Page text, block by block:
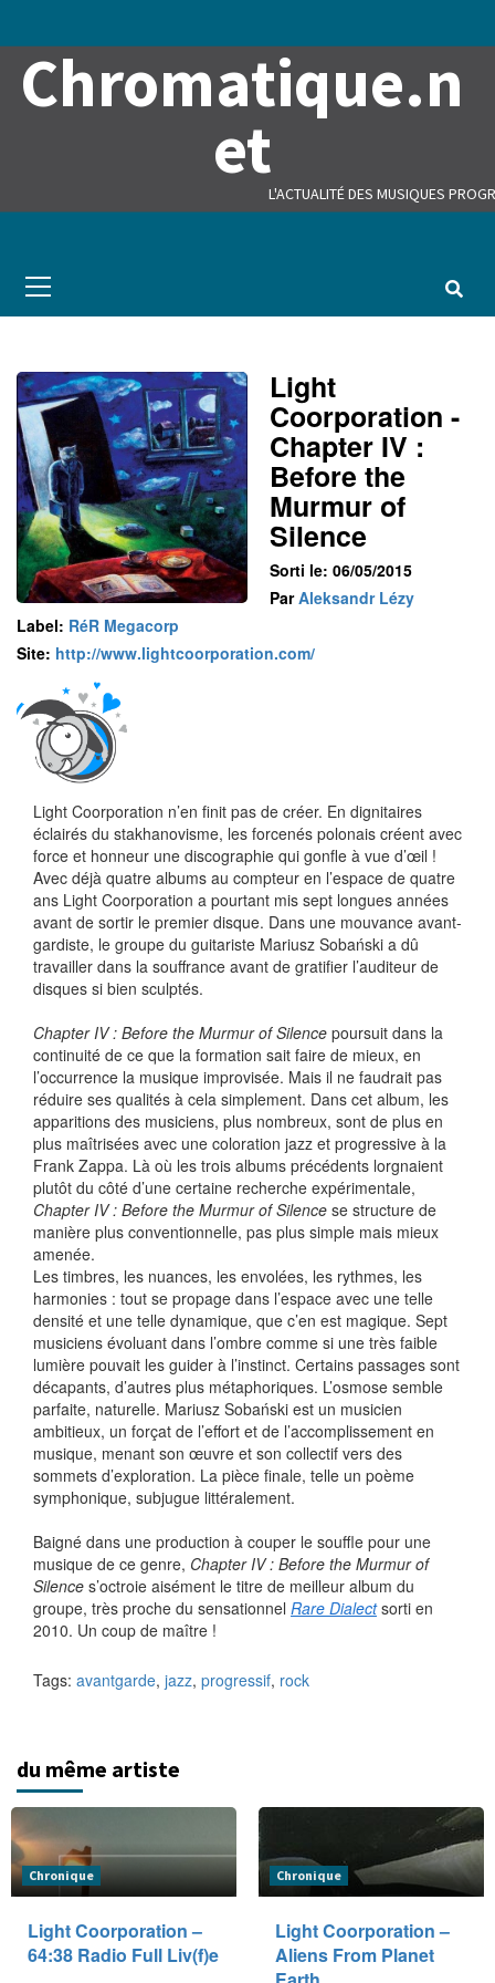
Chromatique.n
et
L'ACTUALITÉ DES MUSIQUES
Menu
Light
Coorporation -
Chapter IV :
Before the
Murmur of
Silence
Sorti le: 06/05/2015
ParAleksandr Lézy
Label: RéR Megacorp
Site: http://www.lightcoorporation.com/
Light Coorporation n’en finit pas de créer. En dignitaires
éclairés du stakhanovisme, les forcenés polonais créent avec
force et honneur une discographie qui gonfle à vue d’œil !
Avec déjà quatre albums au compteur en l’espace de quatre
ans Light Coorporation a pourtant mis sept longues années
avant de sortir le premier disque. Dans une mouvance avant-
gardiste, le groupe du guitariste Mariusz Sobański a dû
travailler dans la souffrance avant de gratifier l’auditeur de
disques si bien sculptés.
Chapter IV : Before the Murmur of Silence poursuit dans la
continuité de ce que la formation sait faire de mieux, en
l’occurrence la musique improvisée. Mais il ne faudrait pas
réduire ses qualités à cela simplement. Dans cet album, les
apparitions des musiciens, plus nombreux, sont de plus en
plus maîtrisées avec une coloration jazz et progressive à la
Frank Zappa. Là où les trois albums précédents lorgnaient
plutôt du côté d’une certaine recherche expérimentale,
Chapter IV : Before the Murmur of Silence se structure de
manière plus conventionnelle, pas plus simple mais mieux
amenée.
Les timbres, les nuances, les envolées, les rythmes, les
harmonies : tout se propage dans l’espace avec une telle
densité et une telle dynamique, que c’en est magique. Sept
musiciens évoluant dans l’ombre comme si une très faible
lumière pouvait les guider à l’instinct. Certains passages sont
décapants, d’autres plus métaphoriques. L’osmose semble
parfaite, naturelle. Mariusz Sobański est un musicien
ambitieux, un forçat de l’effort et de l’accomplissement en
musique, menant son œuvre et son collectif vers des
sommets d’exploration. La pièce finale, telle un poème
symphonique, subjugue littéralement.
Baigné dans une production à couper le souffle pour une
musique de ce genre, Chapter IV : Before the Murmur of
Silence s’octroie aisément le titre de meilleur album du
groupe, très proche du sensationnel Rare Dialectsorti en
2010. Un coup de maître !
Tags: avantgarde, jazz, progressif, rock
du même artiste
Chronique
Light Coorporation –
64:38 Radio Full Liv(f)e
Chronique
Light Coorporation –
Aliens From Planet